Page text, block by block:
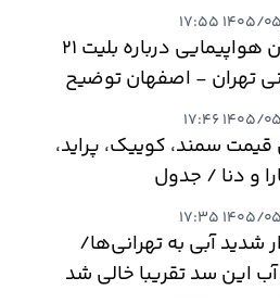
۱۳ ۱۷:۵۵
سازمان هواپیمایی درباره بلیت ۲۱
تهران - اصفهان توضیح
۱۳ ۱۷:۴۶
قیمت سمند، کوییک، پراید،
و دنا / جدول
۱۳ ۱۷:۳۵
شدید آبی به تهرانی‌ها/
این سد تقریبا خالی شد